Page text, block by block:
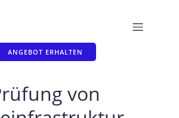
ANGEBOT ERHALTEN
von